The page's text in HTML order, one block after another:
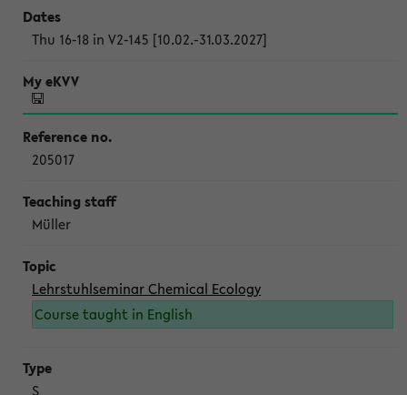
Thu 16-18 in V2-145 [10.02.-31.03.2027]
205017
Müller
Lehrstuhlseminar Chemical Ecology
Course taught in English
S